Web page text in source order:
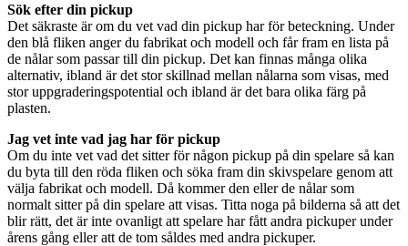
Sök efter din pickup
Det säkraste är om du vet vad din pickup har för beteckning. Under
den blå fliken anger du fabrikat och modell och får fram en lista på
de nålar som passar till din pickup. Det kan finnas många olika
alternativ, ibland är det stor skillnad mellan nålarna som visas, med
stor uppgraderingspotential och ibland är det bara olika färg på
plasten.
Jag vet inte vad jag har för pickup
Om du inte vet vad det sitter för någon pickup på din spelare så kan
du byta till den röda fliken och söka fram din skivspelare genom att
välja fabrikat och modell. Då kommer den eller de nålar som
normalt sitter på din spelare att visas. Titta noga på bilderna så att det
blir rätt, det är inte ovanligt att spelare har fått andra pickuper under
årens gång eller att de tom såldes med andra pickuper.